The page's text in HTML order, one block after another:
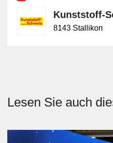
Kunststoff-
8143 Stallikon
Lesen Sie auch